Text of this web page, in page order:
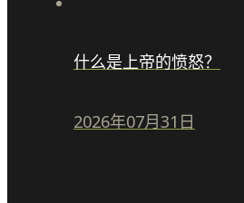
什么是上帝的愤怒？
2026年07月31日